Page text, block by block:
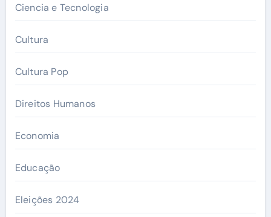
Ciencia e Tecnologia
Cultura
Cultura Pop
Direitos Humanos
Economia
Educação
Eleições 2024